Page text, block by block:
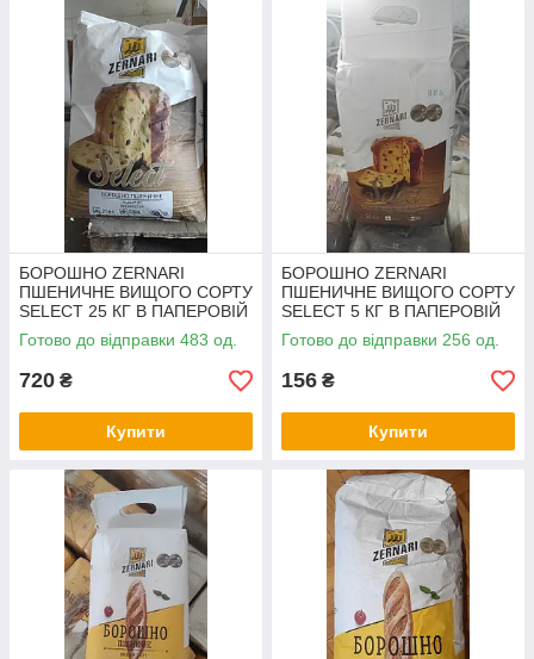
БОРОШНО ZERNARI
ПШЕНИЧНЕ ВИЩОГО СОРТУ
SELECT 25 КГ В ПАПЕРОВІЙ
УПАКОВЦІ
Готово до відправки 483 од.
720 ₴
Купити
БОРОШНО ZERNARI
ПШЕНИЧНЕ ВИЩОГО СОРТУ
SELECT 5 КГ В ПАПЕРОВІЙ
УПАКОВЦІ
Готово до відправки 256 од.
156 ₴
Купити